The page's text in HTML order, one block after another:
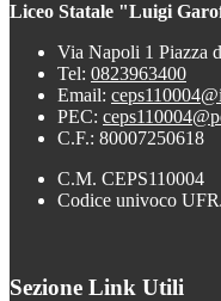
Liceo Statale "Luigi
Via Napoli 1 Piazza
Tel: 0823963400
Email:
PEC:
C.F.: 80007250618
C.M. CEPS110004
Codice univoco
Sezione Link Utili